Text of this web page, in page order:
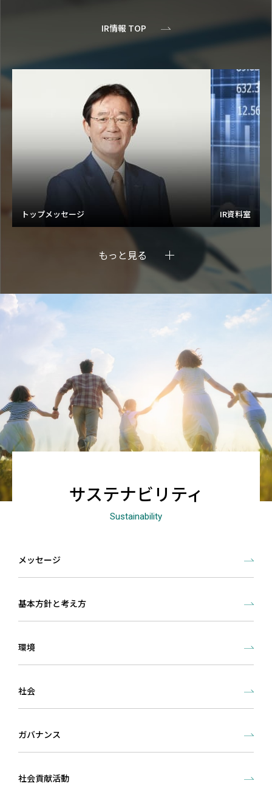
IR情報 TOP
トップメッセージ IR資料室
もっと見る
サステナビリティ
Sustainability
メッセージ
基本方針と考え方
環境
社会
ガバナンス
社会貢献活動